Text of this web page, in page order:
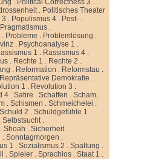
. Political Correctness 3 .
. Politisches Theater
3 . Populismus 4 . Post- .
Pragmatismus .
. Probleme . Problemlösung .
. Psychoanalyse 1 .
1 . Rassismus 4 .
. Rechte 1 . Rechte 2 .
. Reformation . Reformstau .
Repräsentative Demokratie .
1 . Revolution 3 .
4 .Satire .Schaffen .Scham,
.Schismen .Schmeichelei .
Schuld 2 .Schuldgefühle 1 .
.Selbstsucht.
.Shoah .Sicherheit.
.Sonntagmorgen .
1 .Sozialismus 2 .Spaltung .
.Spieler .Sprachlos .Staat 1 .